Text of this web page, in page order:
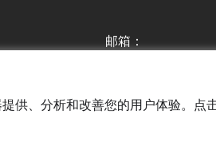
邮箱 ：
供、分析和改善您的用户体验。